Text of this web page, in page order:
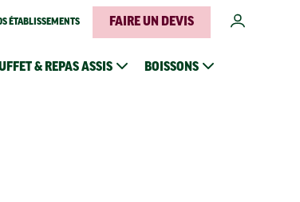
ÉTABLISSEMENTS FAIRE UN DEVIS
& REPAS ASSIS BOISSONS